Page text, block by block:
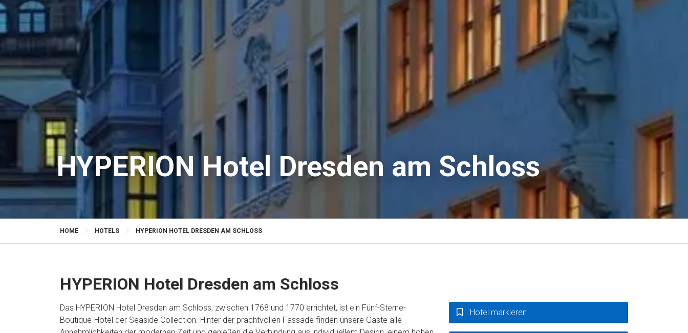
HYPERION Hotel Dresden am Schloss
HOME HOTELS HYPERION HOTEL DRESDEN AM SCHLOSS
HYPERION Hotel Dresden am Schloss
Das HYPERION Hotel Dresden am Schloss, zwischen 1768 und 1770 errichtet, ist ein Fünf-Sterne-
Boutique-Hotel der Seaside Collection. Hinter der prachtvollen Fassade finden unsere Gäste alle
Hotel markieren